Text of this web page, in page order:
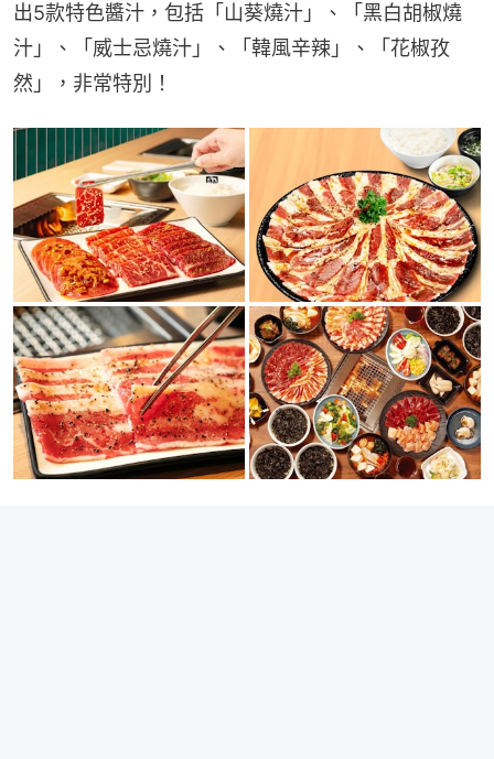
出5款特色醬汁，包括「山葵燒汁」、「黑白胡椒燒
汁」、「威士忌燒汁」、「韓風辛辣」、「花椒孜
然」，非常特別！